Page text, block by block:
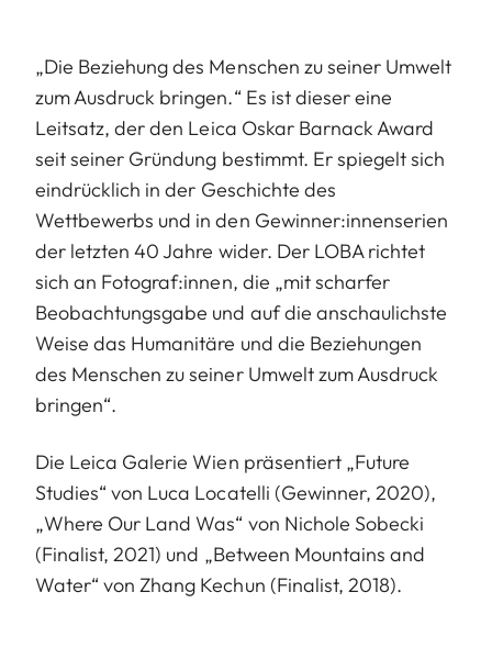
„Die Beziehung des Menschen zu seiner Umwelt
zum Ausdruck bringen.“ Es ist dieser eine
Leitsatz, der den Leica Oskar Barnack Award
seit seiner Gründung bestimmt. Er spiegelt sich
eindrücklich in der Geschichte des
Wettbewerbs und in den Gewinner:innenserien
der letzten 40 Jahre wider. Der LOBA richtet
sich an Fotograf:innen, die „mit scharfer
Beobachtungsgabe und auf die anschaulichste
Weise das Humanitäre und die Beziehungen
des Menschen zu seiner Umwelt zum Ausdruck
bringen“.
Die Leica Galerie Wien präsentiert „Future
Studies“ von Luca Locatelli (Gewinner, 2020),
„Where Our Land Was“ von Nichole Sobecki
(Finalist, 2021) und „Between Mountains and
Water“ von Zhang Kechun (Finalist, 2018).